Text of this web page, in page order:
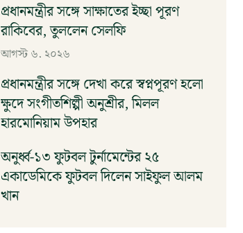
প্রধানমন্ত্রীর সঙ্গে সাক্ষাতের ইচ্ছা পূরণ
রাকিবের, তুললেন সেলফি
আগস্ট ৬, ২০২৬
প্রধানমন্ত্রীর সঙ্গে দেখা করে স্বপ্নপূরণ হলো
ক্ষুদে সংগীতশিল্পী অনুশ্রীর, মিলল
হারমোনিয়াম উপহার
আগস্ট ৬, ২০২৬
অনুর্ধ্ব-১৩ ফুটবল টুর্নামেন্টের ২৫
একাডেমিকে ফুটবল দিলেন সাইফুল আলম
খান